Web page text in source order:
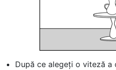
După ce alegeți o viteză